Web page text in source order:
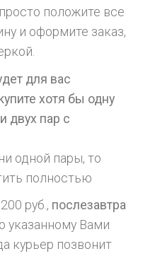
положите все
и оформите заказ,
для вас
хотя бы одну
двух пар с
одной пары, то
полностью
руб., послезавтра
указанному Вами
курьер позвонит